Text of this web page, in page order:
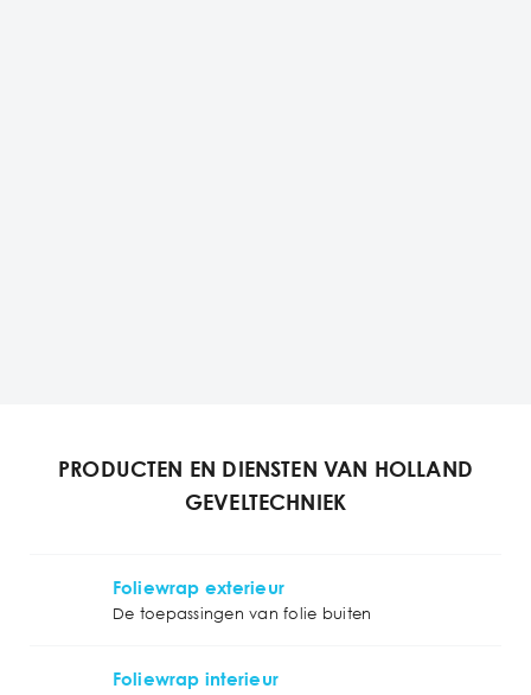
PRODUCTEN EN DIENSTEN VAN HOLLAND
GEVELTECHNIEK
Foliewrap exterieur
De toepassingen van folie buiten
Foliewrap interieur